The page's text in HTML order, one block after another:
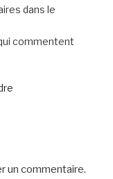
dans le
commentent
un commentaire.